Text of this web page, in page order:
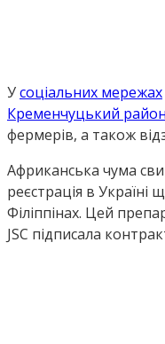
Усоціальних мережах
Кременчуцький
фермерів, а також
Африканська чума
реєстрація в
Філіппінах. Цей
JSC підписала